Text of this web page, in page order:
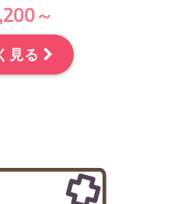
～
見る